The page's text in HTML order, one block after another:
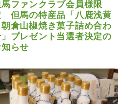
ファンクラブ会員様限
但馬の特産品「八鹿浅黄
倉山椒焼き菓子詰め合わ
プレゼント当選者決定の
らせ